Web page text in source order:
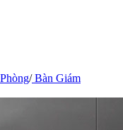
/Bàn Giám